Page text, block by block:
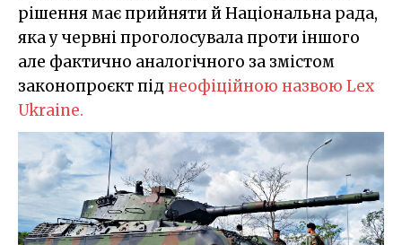
рішення має прийняти й Національна рада,
яка у червні проголосувала проти іншого
але фактично аналогічного за змістом
законопроєкт піднеофіційною назвою Lex
Ukraine.